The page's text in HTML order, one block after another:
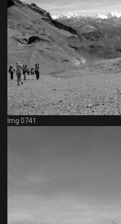
Img 0741